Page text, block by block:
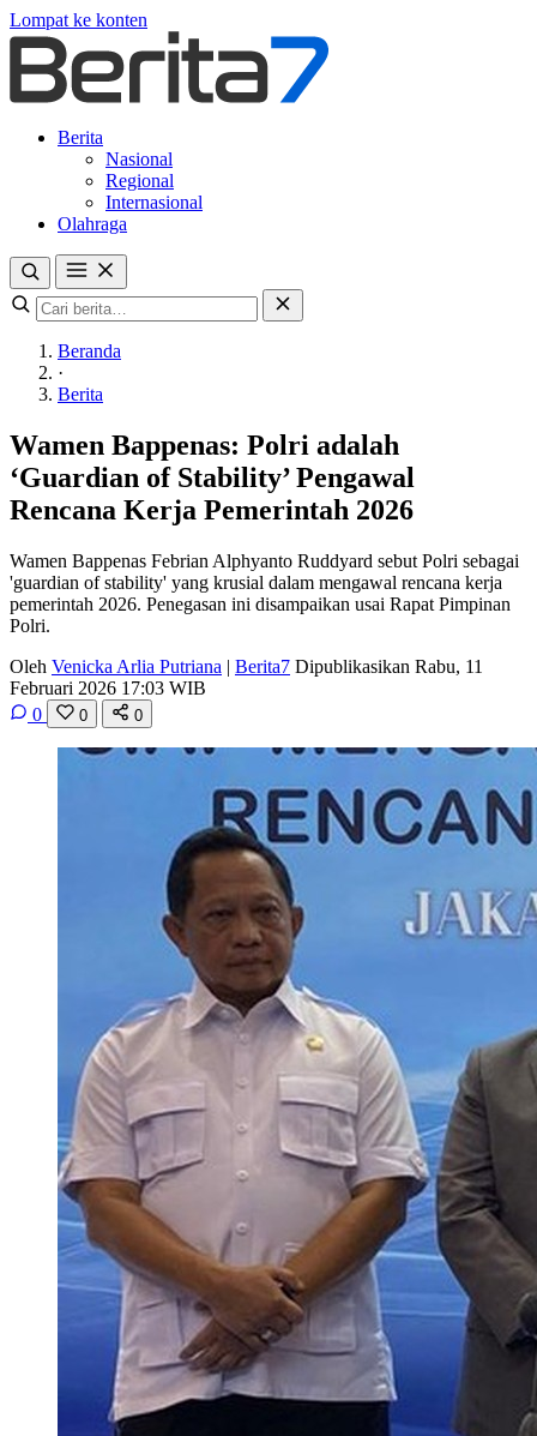
Lompat ke konten
Berita
Nasional
Regional
Internasional
Olahraga
Beranda
·
Berita
Wamen Bappenas: Polri adalah
‘Guardian of Stability’ Pengawal
Rencana Kerja Pemerintah 2026
Wamen Bappenas Febrian Alphyanto Ruddyard sebut Polri sebagai
'guardian of stability' yang krusial dalam mengawal rencana kerja
pemerintah 2026. Penegasan ini disampaikan usai Rapat Pimpinan
Polri.
Oleh Venicka Arlia Putriana | Berita7 Dipublikasikan Rabu, 11
Februari 2026 17:03 WIB
0
0 0